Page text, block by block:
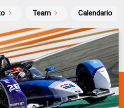
Team Calendario